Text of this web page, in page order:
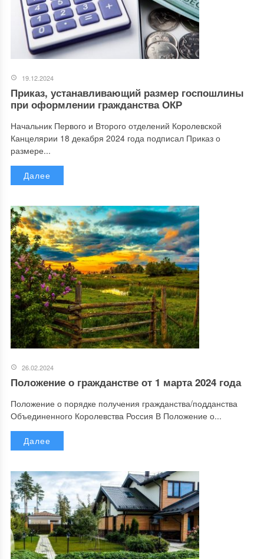
19.12.2024
Приказ, устанавливающий размер госпошлины
при оформлении гражданства ОКР
Начальник Первого и Второго отделений Королевской
Канцелярии 18 декабря 2024 года подписал Приказ о
размере...
Далее
26.02.2024
Положение о гражданстве от 1 марта 2024 года
Положение о порядке получения гражданства/подданства
Объединенного Королевства Россия В Положение о...
Далее